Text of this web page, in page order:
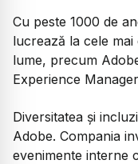
Cu peste 1000 de
lucrează la cele
lume, precum
Experience
Diversitatea și
Adobe. Compania
evenimente interne